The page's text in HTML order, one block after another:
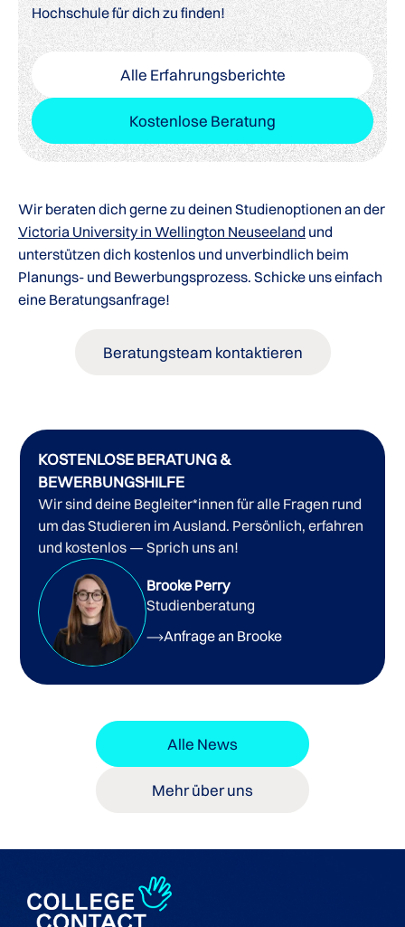
Hochschule für dich zu finden!
Alle Erfahrungsberichte
Kostenlose Beratung
Wir beraten dich gerne zu deinen Studienoptionen an der
Victoria University in Wellington Neuseeland und
unterstützen dich kostenlos und unverbindlich beim
Planungs- und Bewerbungsprozess. Schicke uns einfach
eine Beratungsanfrage!
Beratungsteam kontaktieren
KOSTENLOSE BERATUNG &
BEWERBUNGSHILFE
Wir sind deine Begleiter*innen für alle Fragen rund
um das Studieren im Ausland. Persönlich, erfahren
und kostenlos — Sprich uns an!
Brooke Perry
Studienberatung
Anfrage an Brooke
Alle News
Mehr über uns